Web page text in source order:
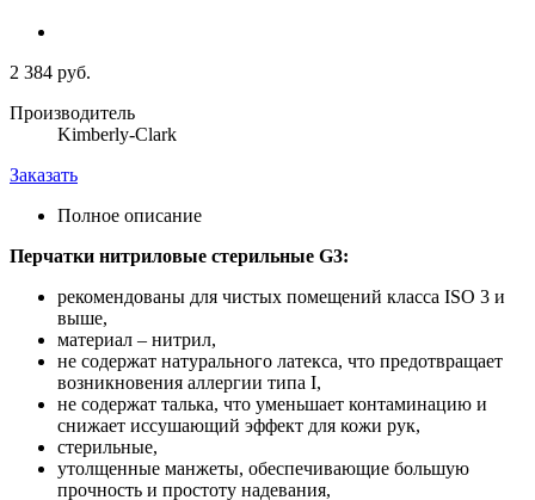
2 384 руб.
Производитель
Kimberly-Clark
Заказать
Полное описание
Перчатки нитриловые стерильные G3:
рекомендованы для чистых помещений класса ISO 3 и
выше,
материал – нитрил,
не содержат натурального латекса, что предотвращает
возникновения аллергии типа I,
не содержат талька, что уменьшает контаминацию и
снижает иссушающий эффект для кожи рук,
стерильные,
утолщенные манжеты, обеспечивающие большую
прочность и простоту надевания,